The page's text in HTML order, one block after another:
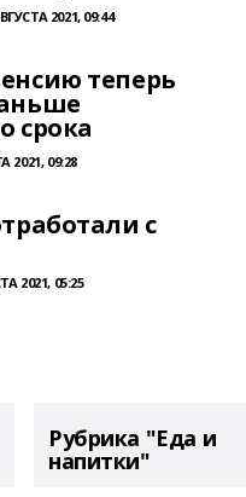
2021, 09:44
теперь
срока
2021, 09:28
с
2021, 05:25
Рубрика "Еда и
напитки"